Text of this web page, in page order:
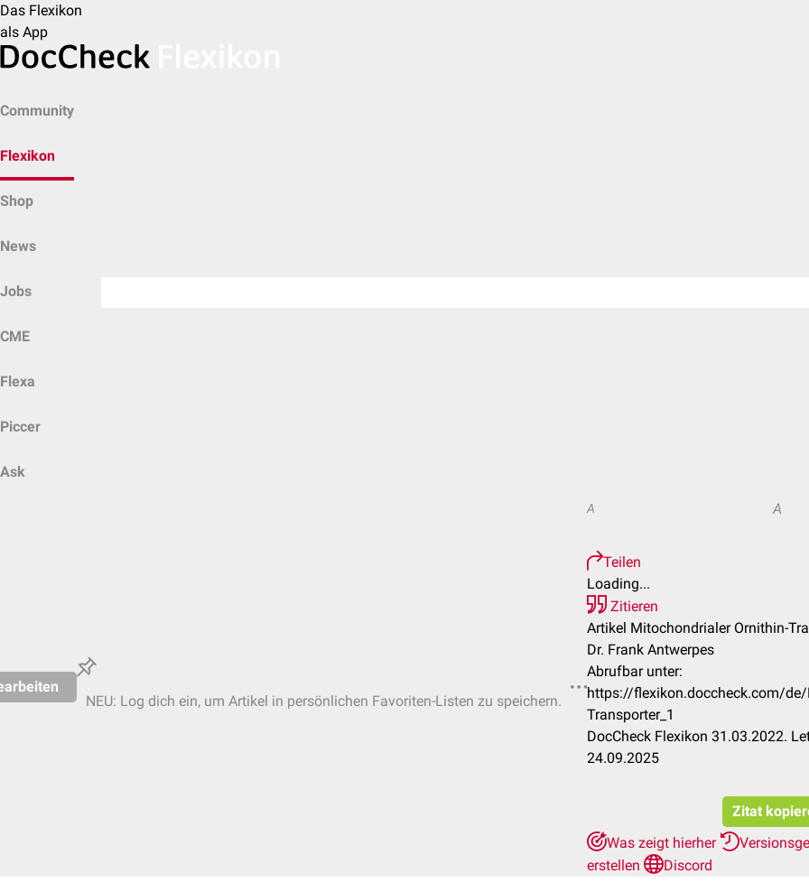
Das Flexikon
als App
Community
Flexikon
Shop
News
Jobs
CME
Flexa
Piccer
Ask
NEU: Log dich ein, um Artikel in persönlichen Favoriten-Listen zu speichern.
A A
Teilen
Loading...
Zitieren
Artikel Mitochondrialer Ornithin-
Dr. Frank Antwerpes
Abrufbar unter:
https://flexikon.doccheck.com/
Transporter_1
DocCheck Flexikon 31.03.2022.
24.09.2025
Zitat
Was zeigt hierher
erstellen
Discord